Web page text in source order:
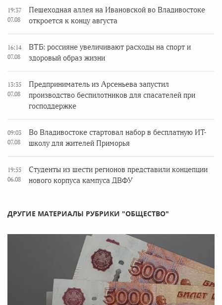
19:37
07.08
Пешеходная аллея на Ивановской во Владивостоке
откроется к концу августа
16:14
07.08
ВТБ: россияне увеличивают расходы на спорт и
здоровый образ жизни
13:35
07.08
Предприниматель из Арсеньева запустил
производство беспилотников для спасателей при
господдержке
09:03
07.08
Во Владивостоке стартовал набор в бесплатную ИТ-
школу для жителей Приморья
19:55
06.08
Студенты из шести регионов представили концепции
нового корпуса кампуса ДВФУ
ДРУГИЕ МАТЕРИАЛЫ РУБРИКИ "ОБЩЕСТВО"